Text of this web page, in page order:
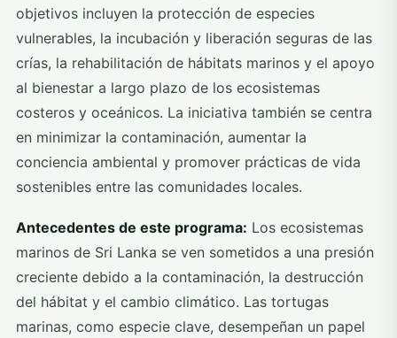
objetivos incluyen la protección de especies
vulnerables, la incubación y liberación seguras de las
crías, la rehabilitación de hábitats marinos y el apoyo
al bienestar a largo plazo de los ecosistemas
costeros y oceánicos. La iniciativa también se centra
en minimizar la contaminación, aumentar la
conciencia ambiental y promover prácticas de vida
sostenibles entre las comunidades locales.
Antecedentes de este programa: Los ecosistemas
marinos de Sri Lanka se ven sometidos a una presión
creciente debido a la contaminación, la destrucción
del hábitat y el cambio climático. Las tortugas
marinas, como especie clave, desempeñan un papel